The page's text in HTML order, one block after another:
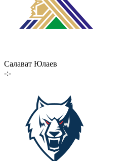
Салават Юлаев
-:-